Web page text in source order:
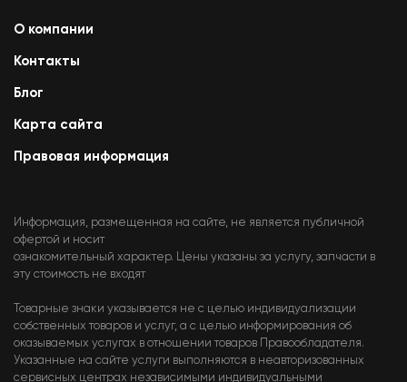
О компании
Контакты
Блог
Карта сайта
Правовая информация
Информация, размещенная на сайте, не является публичной
офертой и носит
ознакомительный характер. Цены указаны за услугу, запчасти в
эту стоимость не входят
Товарные знаки указывается не с целью индивидуализации
собственных товаров и услуг, а с целью информирования об
оказываемых услугах в отношении товаров Правообладателя.
Указанные на сайте услуги выполняются в неавторизованных
сервисных центрах независимыми индивидуальными